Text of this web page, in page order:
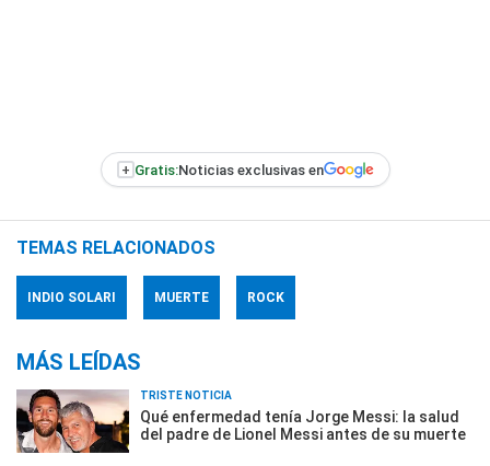
+ Gratis:Noticias exclusivas en
TEMAS RELACIONADOS
INDIO SOLARI MUERTE ROCK
MÁS LEÍDAS
TRISTE NOTICIA
Qué enfermedad tenía Jorge Messi: la salud
del padre de Lionel Messi antes de su muerte